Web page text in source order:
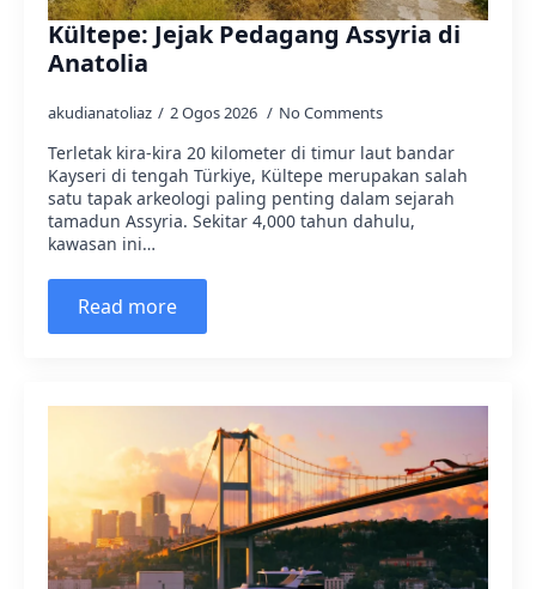
Kültepe: Jejak Pedagang Assyria di
Anatolia
akudianatoliaz 2 Ogos 2026 No Comments
Terletak kira-kira 20 kilometer di timur laut bandar
Kayseri di tengah Türkiye, Kültepe merupakan salah
satu tapak arkeologi paling penting dalam sejarah
tamadun Assyria. Sekitar 4,000 tahun dahulu,
kawasan ini…
Read more